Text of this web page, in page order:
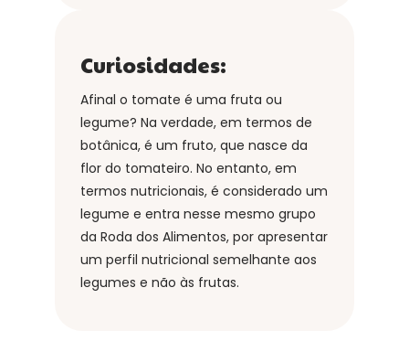
Curiosidades:
Afinal o tomate é uma fruta ou
legume? Na verdade, em termos de
botânica, é um fruto, que nasce da
flor do tomateiro. No entanto, em
termos nutricionais, é considerado um
legume e entra nesse mesmo grupo
da Roda dos Alimentos, por apresentar
um perfil nutricional semelhante aos
legumes e não às frutas.